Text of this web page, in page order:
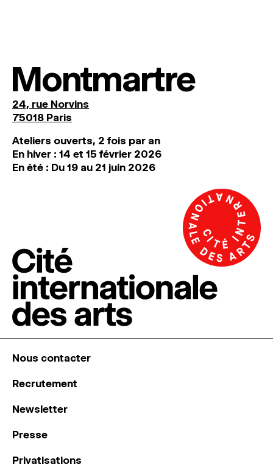
Montmartre
24, rue Norvins
75018 Paris
Ateliers ouverts, 2 fois par an
En hiver : 14 et 15 février 2026
En été : Du 19 au 21 juin 2026
Nous contacter
Recrutement
Newsletter
Presse
Privatisations